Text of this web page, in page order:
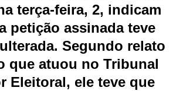
terça-feira, 2, indicam
petição assinada teve
Segundo relato
que atuou no Tribunal
Eleitoral, ele teve que